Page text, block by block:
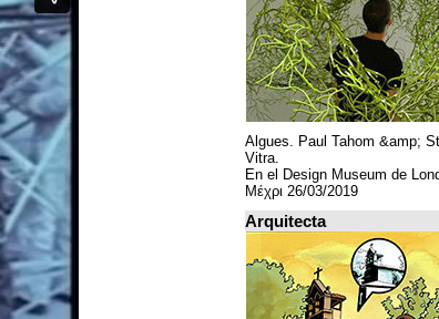
Algues. Paul Tahom &amp;
Vitra.
En el Design Museum de
Μέχρι 26/03/2019
Arquitecta